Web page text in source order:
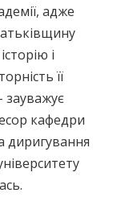
адже
і
її
зауважує
кафедри
диригування